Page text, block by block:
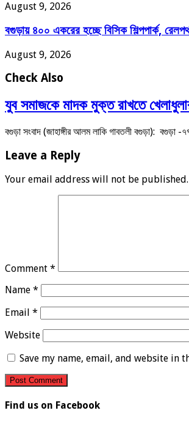
August 9, 2026
বগুড়ায় ৪০০ একরের হচ্ছে বিসিক শিল্পপার্ক,
August 9, 2026
Check Also
যুব সমাজকে মাদক মুক্ত রাখতে
বগুড়া সংবাদ (জাহাঙ্গীর আলম লাকি গাবতলী বগুড়া):
Leave a Reply
Your email address will not be published.
Comment *
Name *
Email *
Website
Save my name, email, and website in
Find us on Facebook